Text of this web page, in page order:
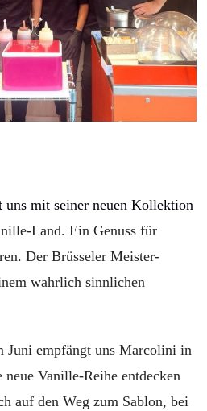
mit seiner neuen Kollektion
Land. Ein Genuss für
Der Brüsseler Meister-
wahrlich sinnlichen
Juni empfängt uns Marcolini in
neue Vanille-Reihe entdecken
auf den Weg zum Sablon, bei